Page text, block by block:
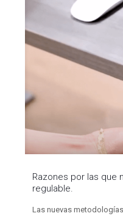
Razones por las que
regulable.
Las nuevas